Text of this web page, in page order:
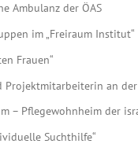
Ambulanz der ÖAS
im „Freiraum Institut“
Frauen“
Projektmitarbeiterin an
– Pflegewohnheim der
Suchthilfe“